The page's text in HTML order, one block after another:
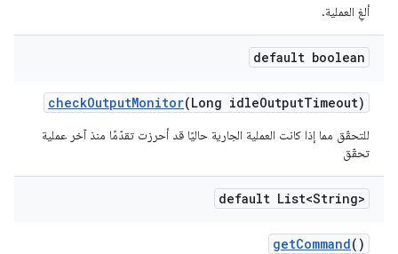
ألغِ العملية.
default boolean
checkOutputMonitor(Long idleOutputTimeout)
للتحقّق مما إذا كانت العملية الجارية حاليًا قد أحرزت تقدّمًا منذ آخر عملية
تحقّق
default List<String>
getCommand()